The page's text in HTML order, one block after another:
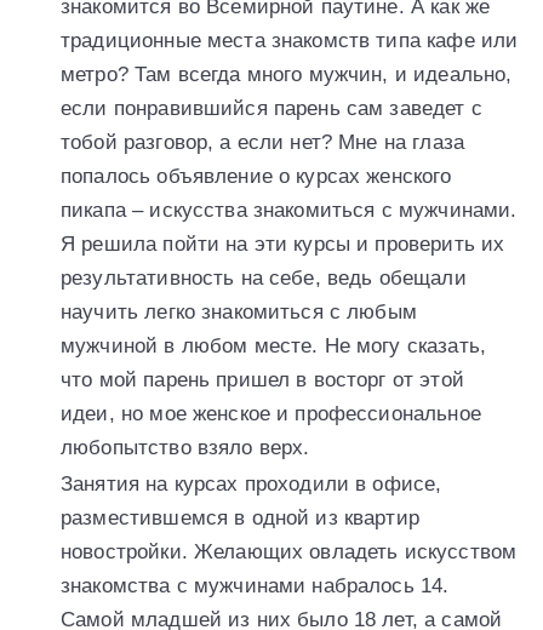
знакомится во Всемирной паутине. А как же
традиционные места знакомств типа кафе или
метро? Там всегда много мужчин, и идеально,
если понравившийся парень сам заведет с
тобой разговор, а если нет? Мне на глаза
попалось объявление о курсах женского
пикапа – искусства знакомиться с мужчинами.
Я решила пойти на эти курсы и проверить их
результативность на себе, ведь обещали
научить легко знакомиться с любым
мужчиной в любом месте. Не могу сказать,
что мой парень пришел в восторг от этой
идеи, но мое женское и профессиональное
любопытство взяло верх.
Занятия на курсах проходили в офисе,
разместившемся в одной из квартир
новостройки. Желающих овладеть искусством
знакомства с мужчинами набралось 14.
Самой младшей из них было 18 лет, а самой